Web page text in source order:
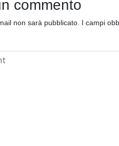
commento
non sarà pubblicato. I campi